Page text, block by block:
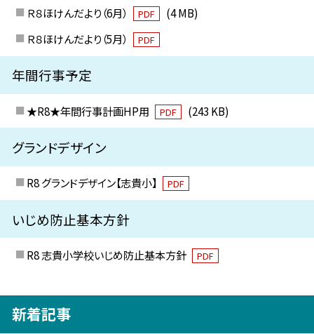
Ｒ８ほけんだより（6月） PDF
(4 MB)
Ｒ８ほけんだより（5月）
PDF
年間行事予定
★R8★年間行事計画HP用 PDF (243 KB)
グランドデザイン
R8 グランドデザイン【志貴小】 PDF
いじめ防止基本方針
R8 志貴小学校いじめ防止基本方針 PDF
新着記事